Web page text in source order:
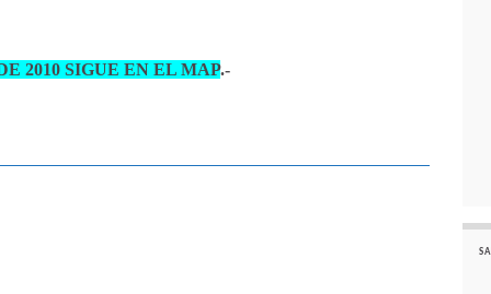
2010 SIGUE EN EL MAP.-